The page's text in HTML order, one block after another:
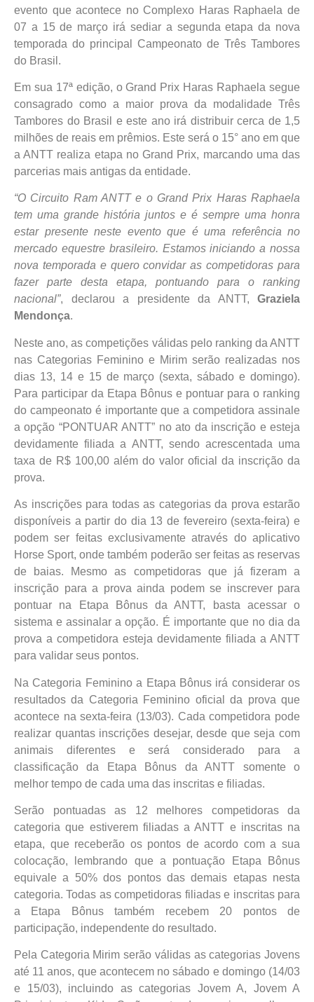
evento que acontece no Complexo Haras Raphaela de
07 a 15 de março irá sediar a segunda etapa da nova
temporada do principal Campeonato de Três Tambores
do Brasil.
Em sua 17ª edição, o Grand Prix Haras Raphaela segue
consagrado como a maior prova da modalidade Três
Tambores do Brasil e este ano irá distribuir cerca de 1,5
milhões de reais em prêmios. Este será o 15° ano em que
a ANTT realiza etapa no Grand Prix, marcando uma das
parcerias mais antigas da entidade.
“O Circuito Ram ANTT e o Grand Prix Haras Raphaela
tem uma grande história juntos e é sempre uma honra
estar presente neste evento que é uma referência no
mercado equestre brasileiro. Estamos iniciando a nossa
nova temporada e quero convidar as competidoras para
fazer parte desta etapa, pontuando para o ranking
nacional”, declarou a presidente da ANTT, Graziela
Mendonça.
Neste ano, as competições válidas pelo ranking da ANTT
nas Categorias Feminino e Mirim serão realizadas nos
dias 13, 14 e 15 de março (sexta, sábado e domingo).
Para participar da Etapa Bônus e pontuar para o ranking
do campeonato é importante que a competidora assinale
a opção “PONTUAR ANTT” no ato da inscrição e esteja
devidamente filiada a ANTT, sendo acrescentada uma
taxa de R$ 100,00 além do valor oficial da inscrição da
prova.
As inscrições para todas as categorias da prova estarão
disponíveis a partir do dia 13 de fevereiro (sexta-feira) e
podem ser feitas exclusivamente através do aplicativo
Horse Sport, onde também poderão ser feitas as reservas
de baias. Mesmo as competidoras que já fizeram a
inscrição para a prova ainda podem se inscrever para
pontuar na Etapa Bônus da ANTT, basta acessar o
sistema e assinalar a opção. É importante que no dia da
prova a competidora esteja devidamente filiada a ANTT
para validar seus pontos.
Na Categoria Feminino a Etapa Bônus irá considerar os
resultados da Categoria Feminino oficial da prova que
acontece na sexta-feira (13/03). Cada competidora pode
realizar quantas inscrições desejar, desde que seja com
animais diferentes e será considerado para a
classificação da Etapa Bônus da ANTT somente o
melhor tempo de cada uma das inscritas e filiadas.
Serão pontuadas as 12 melhores competidoras da
categoria que estiverem filiadas a ANTT e inscritas na
etapa, que receberão os pontos de acordo com a sua
colocação, lembrando que a pontuação Etapa Bônus
equivale a 50% dos pontos das demais etapas nesta
categoria. Todas as competidoras filiadas e inscritas para
a Etapa Bônus também recebem 20 pontos de
participação, independente do resultado.
Pela Categoria Mirim serão válidas as categorias Jovens
até 11 anos, que acontecem no sábado e domingo (14/03
e 15/03), incluindo as categorias Jovem A, Jovem A